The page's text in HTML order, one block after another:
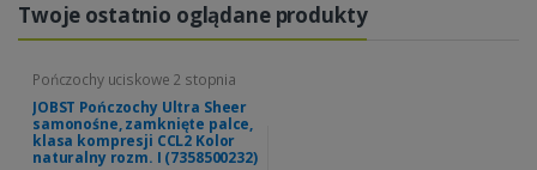
Twoje ostatnio oglądane produkty
Pończochy uciskowe 2 stopnia
JOBST Pończochy Ultra Sheer
samonośne, zamknięte palce,
klasa kompresji CCL2 Kolor
naturalny rozm. I (7358500232)